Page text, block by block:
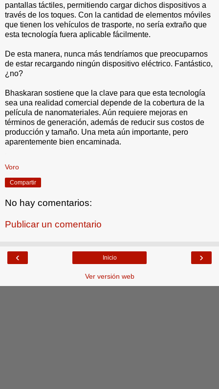
pantallas táctiles, permitiendo cargar dichos dispositivos a
través de los toques. Con la cantidad de elementos móviles
que tienen los vehículos de trasporte, no sería extraño que
esta tecnología fuera aplicable fácilmente.
De esta manera, nunca más tendríamos que preocuparnos
de estar recargando ningún dispositivo eléctrico. Fantástico,
¿no?
Bhaskaran sostiene que la clave para que esta tecnología
sea una realidad comercial depende de la cobertura de la
película de nanomateriales. Aún requiere mejoras en
términos de generación, además de reducir sus costos de
producción y tamaño. Una meta aún importante, pero
aparentemente bien encaminada.
Voro
Compartir
No hay comentarios:
Publicar un comentario
‹ ›
Inicio
Ver versión web